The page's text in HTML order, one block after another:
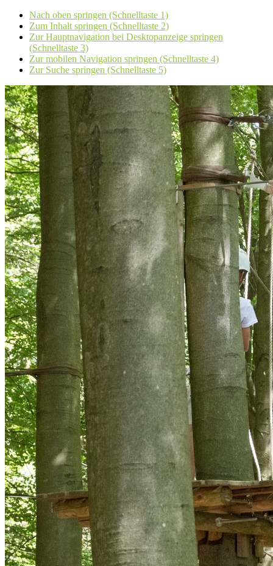
Nach oben springen (Schnelltaste 1)
Zum Inhalt springen (Schnelltaste 2)
Zur Hauptnavigation bei Desktopanzeige springen
(Schnelltaste 3)
Zur mobilen Navigation springen (Schnelltaste 4)
Zur Suche springen (Schnelltaste 5)